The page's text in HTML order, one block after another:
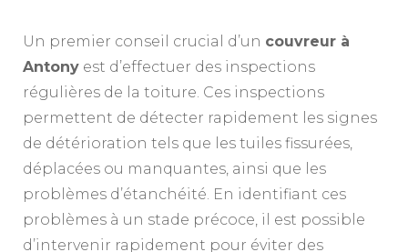
Un premier conseil crucial d’un couvreur à
Antony est d’effectuer des inspections
régulières de la toiture. Ces inspections
permettent de détecter rapidement les signes
de détérioration tels que les tuiles fissurées,
déplacées ou manquantes, ainsi que les
problèmes d’étanchéité. En identifiant ces
problèmes à un stade précoce, il est possible
d’intervenir rapidement pour éviter des